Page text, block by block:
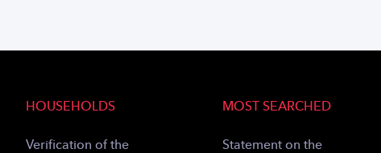
HOUSEHOLDS
Verification of the
MOST SEARCHED
Statement on the